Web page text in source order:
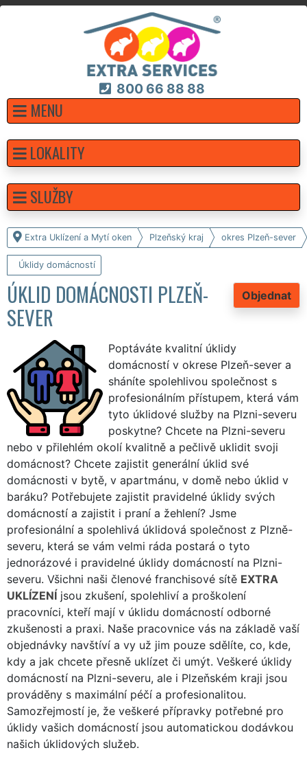
800 66 88 88
MENU
Extra Uklízení a Mytí oken Plzeňský kraj okres Plzeň-sever
Úklidy domácností
Objednat
ÚKLID DOMÁCNOSTI PLZEŇ-
SEVER
Poptáváte kvalitní úklidy
domácností v okrese Plzeň-sever a
sháníte spolehlivou společnost s
profesionálním přístupem, která vám
tyto úklidové služby na Plzni-severu
poskytne? Chcete na Plzni-severu
nebo v přilehlém okolí kvalitně a pečlivě uklidit svoji
domácnost? Chcete zajistit generální úklid své
domácnosti v bytě, v apartmánu, v domě nebo úklid v
baráku? Potřebujete zajistit pravidelné úklidy svých
domácností a zajistit i praní a žehlení? Jsme
profesionální a spolehlivá úklidová společnost z Plzně-
severu, která se vám velmi ráda postará o tyto
jednorázové i pravidelné úklidy domácností na Plzni-
severu. Všichni naši členové franchisové sítě EXTRA
UKLÍZENÍ jsou zkušení, spolehliví a proškolení
pracovníci, kteří mají v úklidu domácností odborné
zkušenosti a praxi. Naše pracovnice vás na základě vaší
objednávky navštíví a vy už jim pouze sdělíte, co, kde,
kdy a jak chcete přesně uklízet či umýt. Veškeré úklidy
domácností na Plzni-severu, ale i Plzeňském kraji jsou
prováděny s maximální péčí a profesionalitou.
Samozřejmostí je, že veškeré přípravky potřebné pro
úklidy vašich domácností jsou automatickou dodávkou
našich úklidových služeb.
LOKALITY
SLUŽBY